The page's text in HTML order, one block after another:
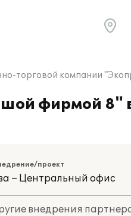
торговой компании
фирмой 8"
проект
– Центральный офис
внедрения